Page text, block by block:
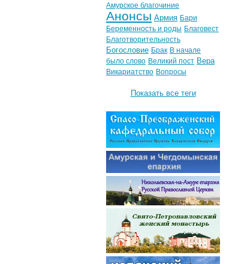
Амурское благочиние
Анонсы Армия Бари
Беременность и роды Благовест
Благотворительность
Богословие Брак В начале
было слово Великий пост Вера
Викариатство Вопросы
Показать все теги